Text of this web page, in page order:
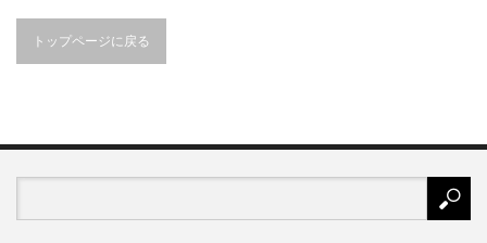
トップページに戻る